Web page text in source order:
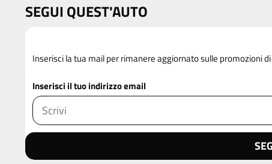
SEGUI QUEST'AUTO
Inserisci la tua mail per rimanere aggiornato sulle promozioni di
Inserisci il tuo indirizzo email